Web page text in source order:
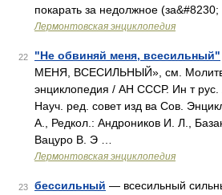
покарать за недолжное (за&#8230;
Лермонтовская энциклопедия
22 "Не обвиняй меня, всесильный"
МЕНЯ, ВСЕСИЛЬНЫЙ», см.
энциклопедия / АН СССР. Ин т
Науч. ред. совет изд ва Сов.
А., Редкол.: Андроников И. Л.,
Вацуро В. Э …
Лермонтовская энциклопедия
23 бессильный — всесильный